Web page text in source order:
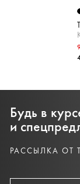
Будь в
и
РАССЫЛКА ОТ